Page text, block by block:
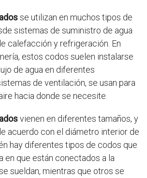
se utilizan en muchos tipos de
sistemas de suministro de agua
calefacción y refrigeración. En
estos codos suelen instalarse
de agua en diferentes
de ventilación, se usan para
hacia donde se necesite.
vienen en diferentes tamaños, y
acuerdo con el diámetro interior de
hay diferentes tipos de codos que
en que están conectados a la
sueldan, mientras que otros se